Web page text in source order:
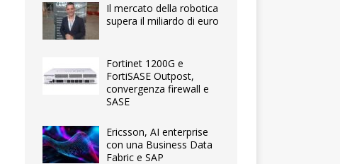
Il mercato della robotica
supera il miliardo di euro
Fortinet 1200G e
FortiSASE Outpost,
convergenza firewall e
SASE
Ericsson, AI enterprise
con una Business Data
Fabric e SAP